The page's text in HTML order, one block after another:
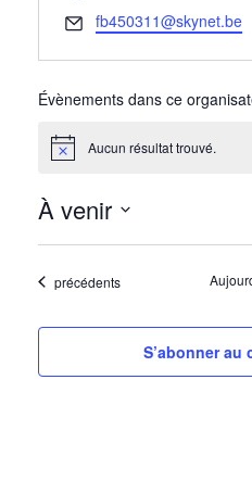
Email
fb450311@skynet.be
Évènements dans ce
Notice Aucun résultat trouvé.
À venir
date.
Évènements
précédents
S’abonner au